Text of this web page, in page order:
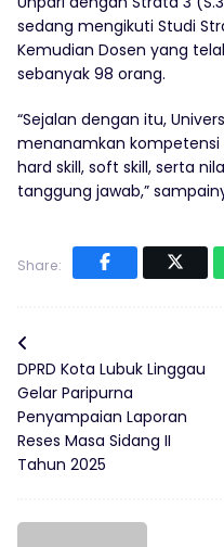
sedang mengikuti Studi
Kemudian Dosen yang
sebanyak 98 orang.
“Sejalan dengan itu,
menanamkan
hard skill, soft skill, serta
tanggung jawab,”
Share:
DPRD Kota Lubuk Linggau
Gelar Paripurna
Penyampaian Laporan
Reses Masa Sidang II
Tahun 2025